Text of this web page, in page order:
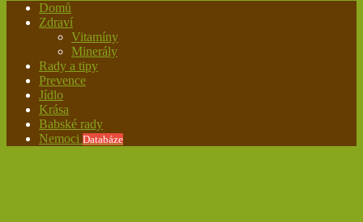
Domů
Zdraví
Vitamíny
Minerály
Rady a tipy
Prevence
Jídlo
Krása
Babské rady
Nemoci Databáze